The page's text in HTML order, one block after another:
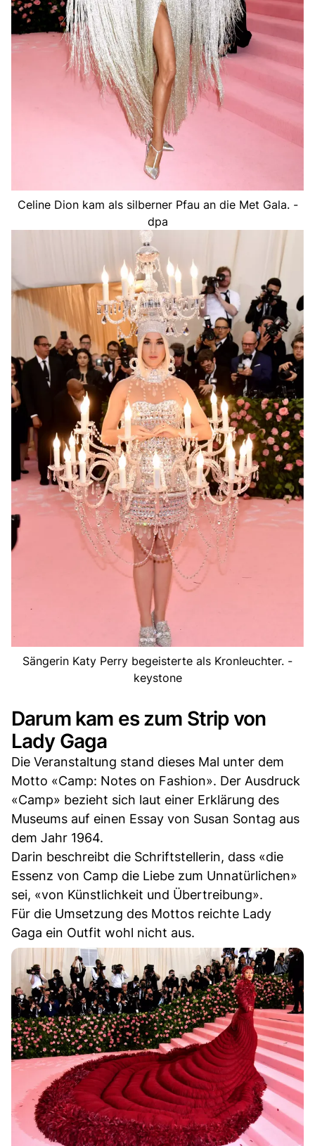
Celine Dion kam als silberner Pfau an die Met Gala. -
dpa
Sängerin Katy Perry begeisterte als Kronleuchter. -
keystone
Darum kam es zum Strip von
Lady Gaga
Die Veranstaltung stand dieses Mal unter dem
Motto «Camp: Notes on Fashion». Der Ausdruck
«Camp» bezieht sich laut einer Erklärung des
Museums auf einen Essay von Susan Sontag aus
dem Jahr 1964.
Darin beschreibt die Schriftstellerin, dass «die
Essenz von Camp die Liebe zum Unnatürlichen»
sei, «von Künstlichkeit und Übertreibung».
Für die Umsetzung des Mottos reichte Lady
Gaga ein Outfit wohl nicht aus.